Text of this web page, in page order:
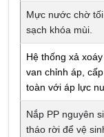
Mực nước chờ
sạch khóa mùi.
Hệ thống xả
van chỉnh áp,
toàn với áp lực
Nắp PP nguyên
tháo rời để vệ